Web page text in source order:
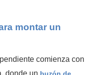
montar un
comienza con
donde un buzón de